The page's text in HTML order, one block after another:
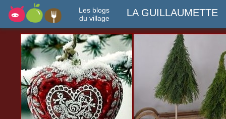
Les blogs
du village
LA GUILLAUMETTE